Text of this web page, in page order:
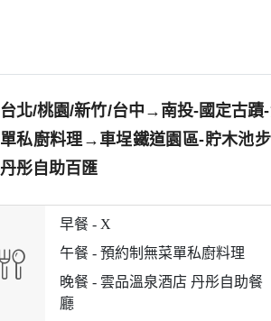
台北/桃園/新竹/台中→南投-國定古
單私廚料理→車埕鐵道園區-貯木池
丹彤自助百匯
早餐 - X
午餐 - 預約制無菜單私廚料理
晚餐 - 雲品溫泉酒店 丹彤自助餐
廳